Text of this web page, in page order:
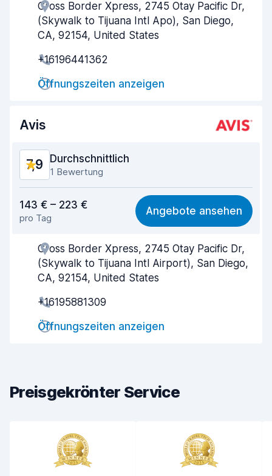
Agenten-Hilfsbereitschaft 7,5
Schnelle Abholung
Schnelle Abgabe
Sauberkeit des Fahrzeugs
Cross Border Xpress, 2745 Otay Pacific Dr,
(Skywalk to Tijuana Intl Apo), San Diego,
CA, 92154, United States
+16196441362
Öffnungszeiten anzeigen
Avis
7,9 Durchschnittlich
1 Bewertung
7,7
Einfach zu finden 8,2
Agenten-Hilfsbereitschaft 7,6
Schnelle Abholung
Schnelle Abgabe
Sauberkeit des Fahrzeugs
143 € – 223 €
pro Tag
Angebote ansehen
Cross Border Xpress, 2745 Otay Pacific Dr,
(Skywalk to Tijuana Intl Airport), San Diego,
CA, 92154, United States
+16195881309
Öffnungszeiten anzeigen
Preisgekrönter Service